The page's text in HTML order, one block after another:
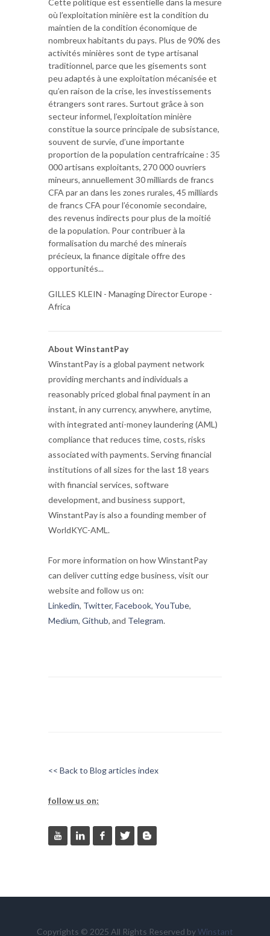
Cette politique est essentielle dans la mesure
où l’exploitation minière est la condition du
maintien de la condition économique de
nombreux habitants du pays. Plus de 90% des
activités minières sont de type artisanal
traditionnel, parce que les gisements sont
peu adaptés à une exploitation mécanisée et
qu’en raison de la crise, les investissements
étrangers sont rares. Surtout grâce à son
secteur informel, l’exploitation minière
constitue la source principale de subsistance,
souvent de survie, d’une importante
proportion de la population centrafricaine : 35
000 artisans exploitants, 270 000 ouvriers
mineurs, annuellement 30 milliards de francs
CFA par an dans les zones rurales, 45 milliards
de francs CFA pour l’économie secondaire,
des revenus indirects pour plus de la moitié
de la population. Pour contribuer à la
formalisation du marché des minerais
précieux, la finance digitale offre des
opportunités...
GILLES KLEIN - Managing Director Europe -
Africa
About WinstantPay
WinstantPay is a global payment network
providing merchants and individuals a
reasonably priced global final payment in an
instant, in any currency, anywhere, anytime,
with integrated anti-money laundering (AML)
compliance that reduces time, costs, risks
associated with payments. Serving financial
institutions of all sizes for the last 18 years
with financial services, software
development, and business support,
WinstantPay is also a founding member of
WorldKYC-AML.
For more information on how WinstantPay
can deliver cutting edge business, visit our
website and follow us on:
Linkedin, Twitter, Facebook, YouTube,
Medium, Github, and Telegram.
<< Back to Blog articles index
follow us on:
Copyrights © 2025 All Rights Reserved byWinstant